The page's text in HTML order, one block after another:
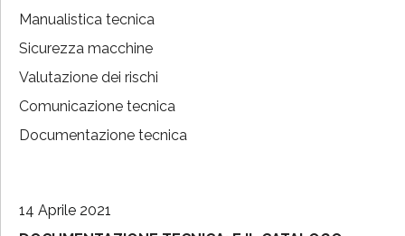
Manualistica tecnica
Sicurezza macchine
Valutazione dei rischi
Comunicazione tecnica
Documentazione tecnica
14 Aprile 2021